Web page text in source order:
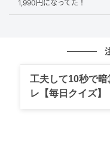
1,990円になってた！
工夫して10秒で
レ【毎日クイズ】